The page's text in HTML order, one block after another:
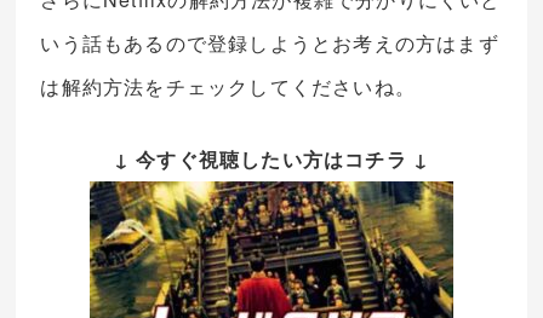
いう話もあるので登録しようとお考えの方はまず
は解約方法をチェックしてくださいね。
↓ 今すぐ視聴したい方はコチラ ↓